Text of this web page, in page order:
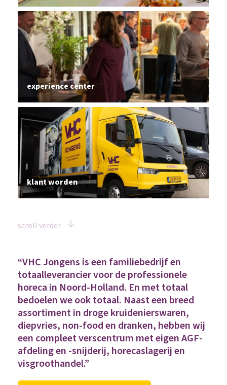
experience center
klant worden
scroll verder
“VHC Jongens is een familiebedrijf en
totaalleverancier voor de professionele
horeca in Noord-Holland. En met totaal
bedoelen we ook totaal. Naast een breed
assortiment in droge kruidenierswaren,
diepvries, non-food en dranken, hebben wij
een compleet verscentrum met eigen AGF-
afdeling en -snijderij, horecaslagerij en
visgroothandel.”